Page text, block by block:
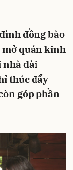
đồng bào
mở quán kinh
nhà dài
thúc đẩy
góp phần
Gửi